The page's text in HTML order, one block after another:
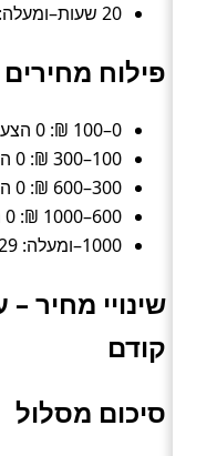
20 שעות–ומעלה: 0 נסיעות (כ־0%).
פילוח מחירים
0–100 ₪: 0 הצעות (כ־0%).
100–300 ₪: 0 הצעות (כ־0%).
300–600 ₪: 0 הצעות (כ־0%).
600–1000 ₪: 0 הצעות (כ־0%).
1000–ומעלה: 29 הצעות (כ־100%).
שינויי מחיר –
קודם
סיכום מסלול